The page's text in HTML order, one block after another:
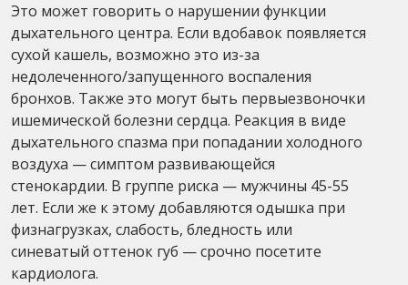
Это может говорить о нарушении функции
дыхательного центра. Если вдобавок появляется
сухой кашель, возможно это из-за
недолеченного/запущенного воспаления
бронхов. Также это могут быть первыезвоночки
ишемической болезни сердца. Реакция в виде
дыхательного спазма при попадании холодного
воздуха — симптом развивающейся
стенокардии. В группе риска — мужчины 45-55
лет. Если же к этому добавляются одышка при
физнагрузках, слабость, бледность или
синеватый оттенок губ — срочно посетите
кардиолога.